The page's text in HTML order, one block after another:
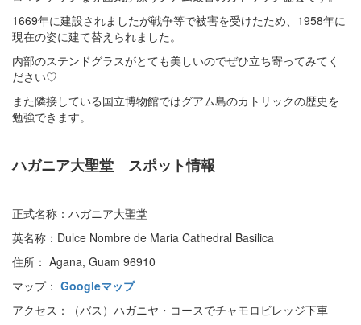
1669年に建設されましたが戦争等で被害を受けたため、1958年に
現在の姿に建て替えられました。
内部のステンドグラスがとても美しいのでぜひ立ち寄ってみてく
ださい♡
また隣接している国立博物館ではグアム島のカトリックの歴史を
勉強できます。
ハガニア大聖堂 スポット情報
正式名称：ハガニア大聖堂
英名称：Dulce Nombre de Maria Cathedral Basilica
住所： Agana, Guam 96910
マップ： Googleマップ
アクセス：（バス）ハガニヤ・コースでチャモロビレッジ下車